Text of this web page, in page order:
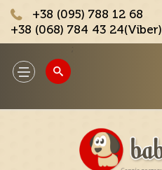
+38 (095) 788 12 68
+38 (068) 784 43 24(Viber)
Toggle
navigation